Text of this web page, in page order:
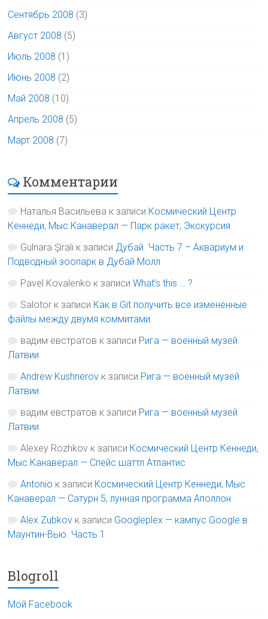
Сентябрь 2008 (3)
Август 2008 (5)
Июль 2008 (1)
Июнь 2008 (2)
Май 2008 (10)
Апрель 2008 (5)
Март 2008 (7)
Комментарии
Наталья Васильева к записи Космический Центр
Кеннеди, Мыс Канаверал — Парк ракет, Экскурсия
Gulnara Şirali к записи Дубай. Часть 7 – Аквариум и
Подводный зоопарк в Дубай Молл
Pavel Kovalenko к записиWhat’s this … ?
Salotor к записи Как в Git получить все изменённые
файлы между двумя коммитами
вадим евстратов к записи Рига — военный музей
Латвии
Andrew Kushnerov к записи Рига — военный музей
Латвии
вадим евстратов к записи Рига — военный музей
Латвии
Alexey Rozhkov к записи Космический Центр Кеннеди,
Мыс Канаверал — Спейс шаттл Атлантис
Antonio к записи Космический Центр Кеннеди, Мыс
Канаверал — Сатурн 5, лунная программа Аполлон
Alex Zubkov к записи Googleplex — кампус Google в
Маунтин-Вью. Часть 1
Blogroll
Мой Facebook